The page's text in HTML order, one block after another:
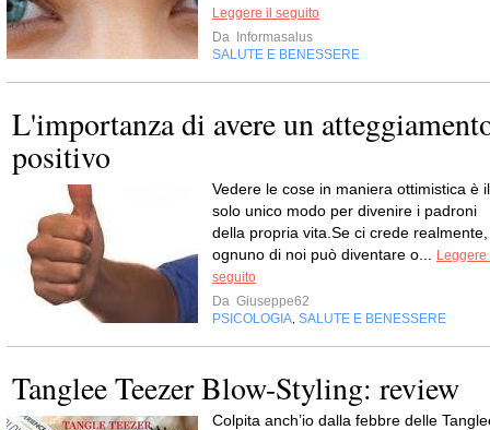
Leggere il seguito
Da
Informasalus
SALUTE E BENESSERE
L'importanza di avere un
positivo
Vedere le cose in maniera ottimistica è il
solo unico modo per divenire i padroni
della propria vita.Se ci crede realmente,
ognuno di noi può diventare o...
Leggere
seguito
Da Giuseppe62
PSICOLOGIA SALUTE E BENESSERE
Tanglee Teezer Blow-Styling: review
Colpita anch’io dalla febbre delle